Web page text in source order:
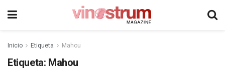
Inicio Etiqueta Mahou
Etiqueta: Mahou